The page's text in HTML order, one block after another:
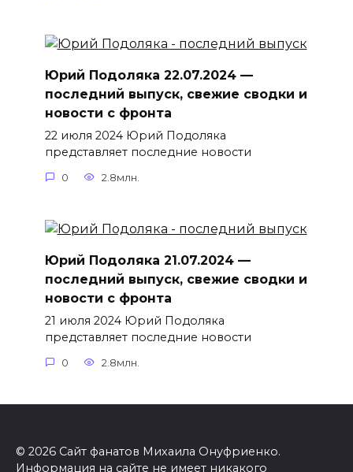
Юрий Подоляка 22.07.2024 —
последний выпуск, свежие сводки и
новости с фронта
22 июля 2024 Юрий Подоляка
представляет последние новости
0 2.8млн.
Юрий Подоляка 21.07.2024 —
последний выпуск, свежие сводки и
новости с фронта
21 июля 2024 Юрий Подоляка
представляет последние новости
0 2.8млн.
© 2026 Сайт фанатов Михаила Онуфриенко.
Информация на сайте не имеет никакого